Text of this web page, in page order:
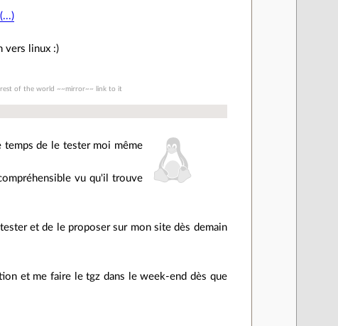
vers linux :)
rest of the world ~~mirror~~ link to it
temps de le tester moi même
vu qu'il trouve
et de le proposer sur mon site dès demain
et me faire le tgz dans le week-end dès que